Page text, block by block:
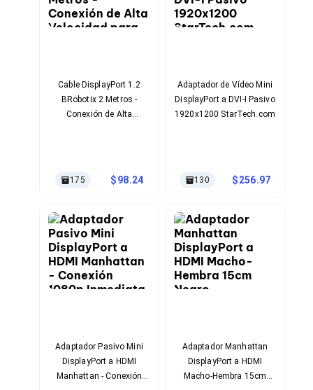
Controles de Juego para PC
Servidores
Cableado Estructurado para Servidores
Cables KVM
Fuentes de Poder
Soportes de Datos
Accesorios para Discos Duros
Gabinetes de Discos Duros
Discos Duros Externos
Discos Duros para NAS
Discos Duros para Videovigilancia
Discos Duros para Servidores
Discos Duros Internos para PC
Discos Duros Internos para Laptop
Monitores
Cable DisplayPort 1.2
BRobotix 2 Metros -
Conexión de Alta
175 98.24
Adaptador de Vídeo Mini
DisplayPort a DVI-I Pasivo
1920x1200 StarTech.com
130 256.97
Adaptador Pasivo Mini
DisplayPort a HDMI
Manhattan - Conexión
Adaptador Manhattan
DisplayPort a HDMI
Macho-Hembra 15cm